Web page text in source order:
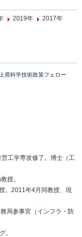
2019年
2017年
席科学技術政策フェロー
工学専攻修了。博士（工
授。
。2011年4月同教授、現
局参事官（インフラ・防
。